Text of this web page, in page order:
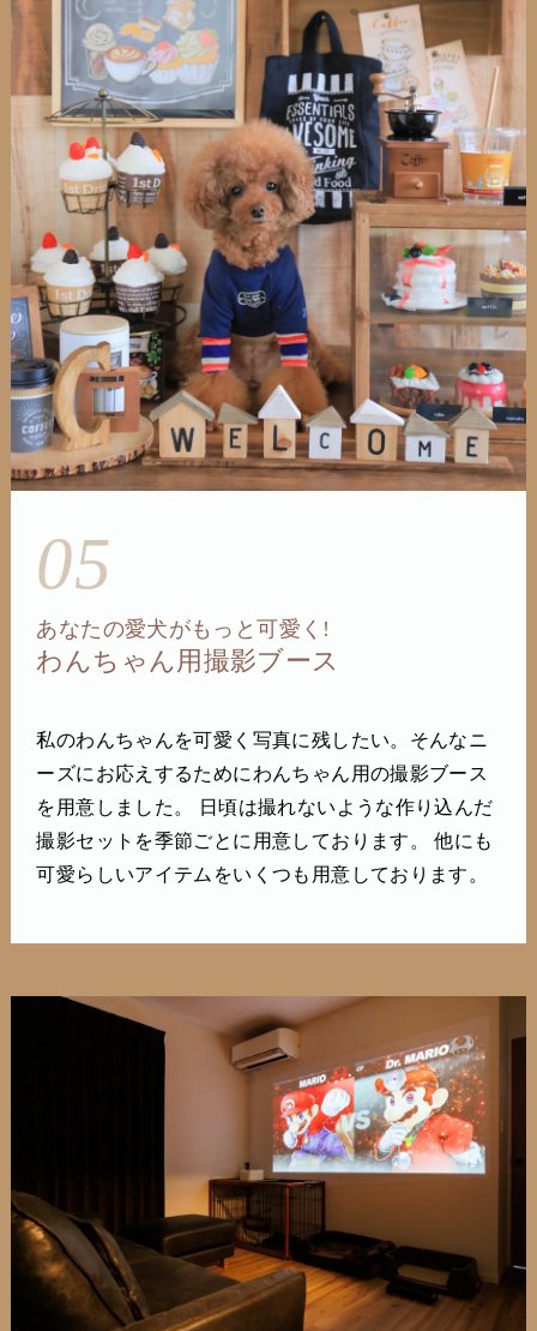
05
あなたの愛犬がもっと可愛く!
わんちゃん用撮影ブース
私のわんちゃんを可愛く写真に残したい。そんなニ
ーズにお応えするためにわんちゃん用の撮影ブース
を用意しました。 日頃は撮れないような作り込んだ
撮影セットを季節ごとに用意しております。 他にも
可愛らしいアイテムをいくつも用意しております。